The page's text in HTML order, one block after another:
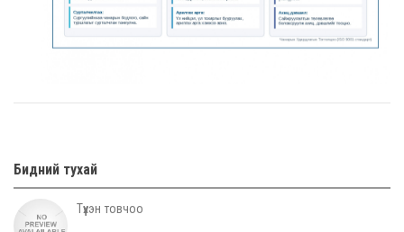
Бидний тухай
Түүхэн товчоо